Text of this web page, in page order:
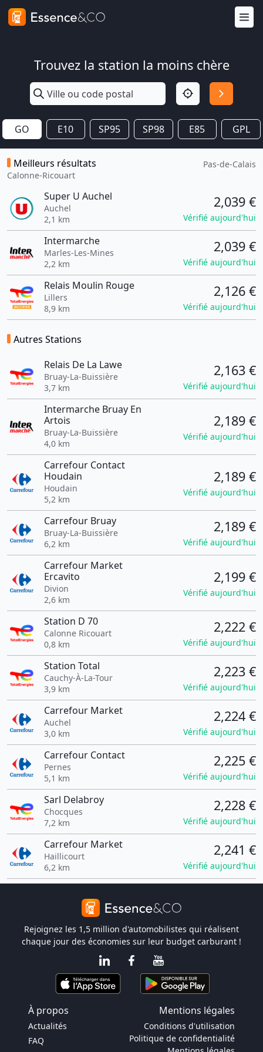
Trouvez la station la moins chère
GO E10 SP95 SP98 E85 GPL
Meilleurs résultats
Calonne-Ricouart
Pas-de-Calais
Super U Auchel
Auchel
2,1 km
2,039 €
Vérifié aujourd'hui
Intermarche
Marles-Les-Mines
2,2 km
2,039 €
Vérifié aujourd'hui
Relais Moulin Rouge
Lillers
8,9 km
2,126 €
Vérifié aujourd'hui
Autres Stations
Relais De La Lawe
Bruay-La-Buissière
3,7 km
2,163 €
Vérifié aujourd'hui
Intermarche Bruay En
Artois
Bruay-La-Buissière
4,0 km
2,189 €
Vérifié aujourd'hui
Carrefour Contact
Houdain
Houdain
5,2 km
2,189 €
Vérifié aujourd'hui
Carrefour Bruay
Bruay-La-Buissière
6,2 km
2,189 €
Vérifié aujourd'hui
Carrefour Market
Ercavito
Divion
2,6 km
2,199 €
Vérifié aujourd'hui
Station D 70
Calonne Ricouart
0,8 km
2,222 €
Vérifié aujourd'hui
Station Total
Cauchy-À-La-Tour
3,9 km
2,223 €
Vérifié aujourd'hui
Carrefour Market
Auchel
3,0 km
2,224 €
Vérifié aujourd'hui
Carrefour Contact
Pernes
5,1 km
2,225 €
Vérifié aujourd'hui
Sarl Delabroy
Chocques
7,2 km
2,228 €
Vérifié aujourd'hui
Carrefour Market
Haillicourt
6,2 km
2,241 €
Vérifié aujourd'hui
Rejoignez les 1,5 million d'automobilistes qui réalisent
chaque jour des économies sur leur budget carburant !
À propos Mentions légales
Actualités
FAQ
Conditions d'utilisation
Politique de confidentialité